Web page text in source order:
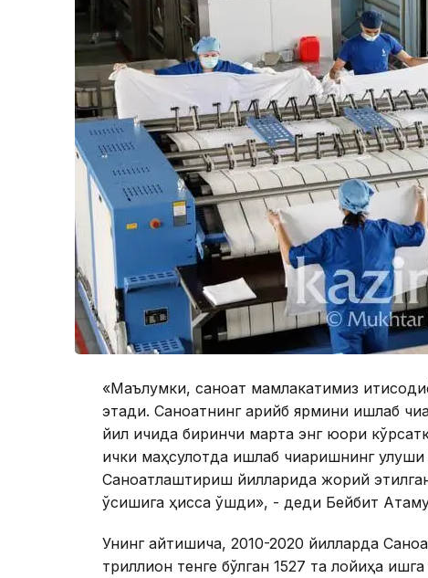
«Маълумки, саноат мамлакатимиз
этади. Саноатнинг қарийб ярмини ишлаб
йил ичида биринчи марта энг юқори
ички маҳсулотда ишлаб чиқаришнинг
Саноатлаштириш йилларида жорий
ўсишига ҳисса қўшди», - деди Бейбит
Унинг айтишича, 2010-2020 йилларда
триллион тенге бўлган 1527 та лойиҳа